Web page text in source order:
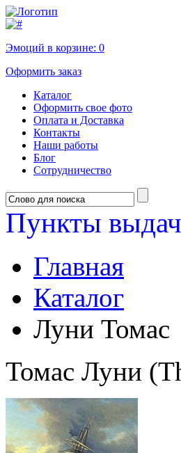
Эмоций в корзине: 0
Оформить заказ
Каталог
Оформить свое фото
Оплата и Доставка
Контакты
Наши работы
Блог
Сотрудничество
Пункты
Главная
Каталог
Луни Томас
Томас Луни